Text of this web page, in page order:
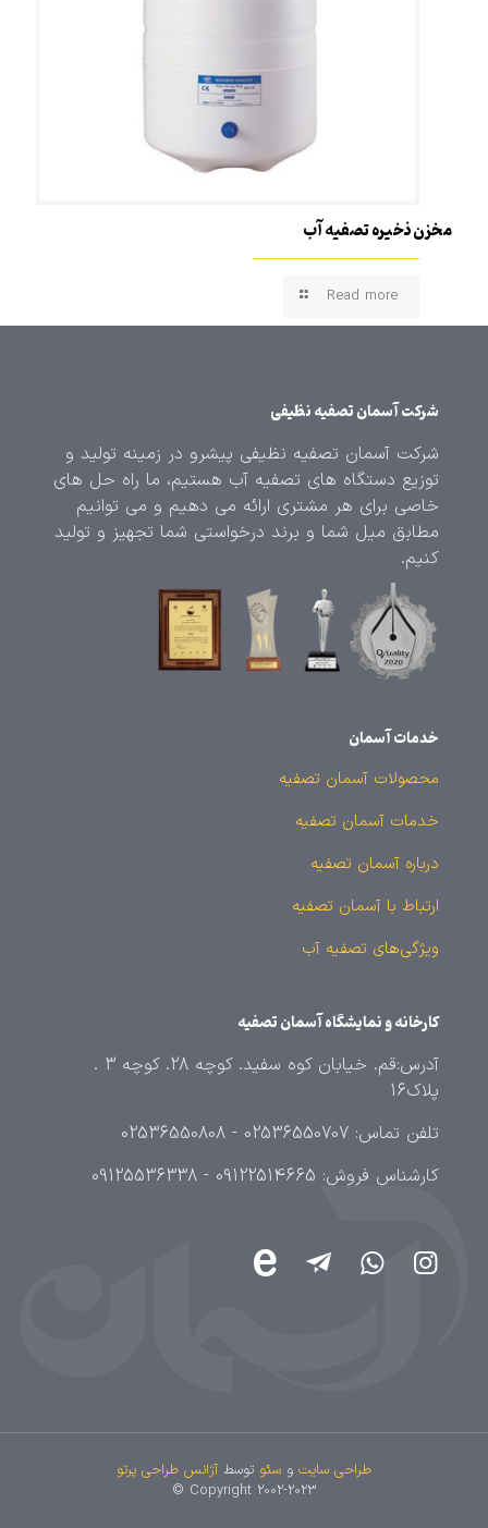
مخزن ذخیره تصفیه آب
Read more
شرکت آسمان تصفیه نظیفی
شرکت آسمان تصفیه نظیفی پیشرو در زمینه تولید و
توزیع دستگاه های تصفیه آب هستیم، ما راه حل های
خاصی برای هر مشتری ارائه می دهیم و می توانیم
مطابق میل شما و برند درخواستی شما تجهیز و تولید
کنیم.
خدمات آسمان
محصولات آسمان تصفیه
خدمات آسمان تصفیه
درباره آسمان تصفیه
ارتباط با آسمان تصفیه
ویژگی‌های تصفیه آب
کارخانه و نمایشگاه آسمان تصفیه
آدرس:قم. خیابان کوه سفید. کوچه 28. کوچه 3 .
پلاک16
تلفن تماس: 02536550707 - 02536550808
کارشناس فروش: 09122514665 - 09125536338
طراحی سایت و سئو توسط آژانس طراحی پرتو
Copyright 2002-2023 ©